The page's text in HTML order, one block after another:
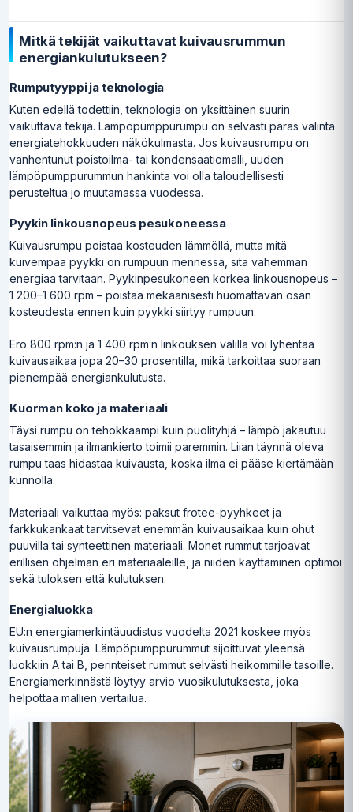
Mitkä tekijät vaikuttavat kuivausrummun
energiankulutukseen?
Rumputyyppi ja teknologia
Kuten edellä todettiin, teknologia on yksittäinen suurin
vaikuttava tekijä. Lämpöpumppurumpu on selvästi paras valinta
energiatehokkuuden näkökulmasta. Jos kuivausrumpu on
vanhentunut poistoilma- tai kondensaatiomalli, uuden
lämpöpumppurummun hankinta voi olla taloudellisesti
perusteltua jo muutamassa vuodessa.
Pyykin linkousnopeus pesukoneessa
Kuivausrumpu poistaa kosteuden lämmöllä, mutta mitä
kuivempaa pyykki on rumpuun mennessä, sitä vähemmän
energiaa tarvitaan. Pyykinpesukoneen korkea linkousnopeus –
1 200–1 600 rpm – poistaa mekaanisesti huomattavan osan
kosteudesta ennen kuin pyykki siirtyy rumpuun.
Ero 800 rpm:n ja 1 400 rpm:n linkouksen välillä voi lyhentää
kuivausaikaa jopa 20–30 prosentilla, mikä tarkoittaa suoraan
pienempää energiankulutusta.
Kuorman koko ja materiaali
Täysi rumpu on tehokkaampi kuin puolityhjä – lämpö jakautuu
tasaisemmin ja ilmankierto toimii paremmin. Liian täynnä oleva
rumpu taas hidastaa kuivausta, koska ilma ei pääse kiertämään
kunnolla.
Materiaali vaikuttaa myös: paksut frotee-pyyhkeet ja
farkkukankaat tarvitsevat enemmän kuivausaikaa kuin ohut
puuvilla tai synteettinen materiaali. Monet rummut tarjoavat
erillisen ohjelman eri materiaaleille, ja niiden käyttäminen optimoi
sekä tuloksen että kulutuksen.
Energialuokka
EU:n energiamerkintäuudistus vuodelta 2021 koskee myös
kuivausrumpuja. Lämpöpumppurummut sijoittuvat yleensä
luokkiin A tai B, perinteiset rummut selvästi heikommille tasoille.
Energiamerkinnästä löytyy arvio vuosikulutuksesta, joka
helpottaa mallien vertailua.